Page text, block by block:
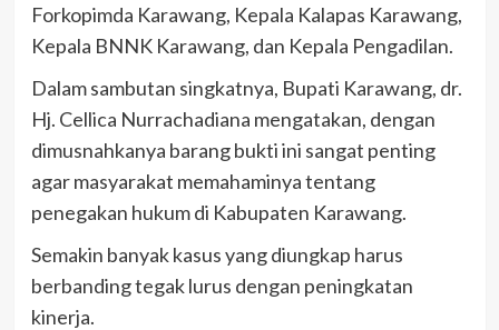
Forkopimda Karawang, Kepala Kalapas Karawang,
Kepala BNNK Karawang, dan Kepala Pengadilan.
Dalam sambutan singkatnya, Bupati Karawang, dr.
Hj. Cellica Nurrachadiana mengatakan, dengan
dimusnahkanya barang bukti ini sangat penting
agar masyarakat memahaminya tentang
penegakan hukum di Kabupaten Karawang.
Semakin banyak kasus yang diungkap harus
berbanding tegak lurus dengan peningkatan
kinerja.